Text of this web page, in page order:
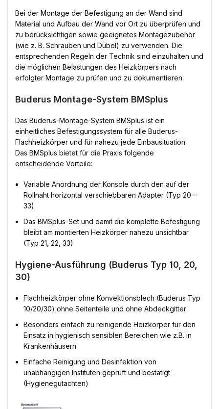
Bei der Montage der Befestigung an der Wand sind
Material und Aufbau der Wand vor Ort zu überprüfen und
zu berücksichtigen sowie geeignetes Montagezubehör
(wie z. B. Schrauben und Dübel) zu verwenden. Die
entsprechenden Regeln der Technik sind einzuhalten und
die möglichen Belastungen des Heizkörpers nach
erfolgter Montage zu prüfen und zu dokumentieren.
Buderus Montage-System BMSplus
Das Buderus-Montage-System BMSplus ist ein
einheitliches Befestigungssystem für alle Buderus-
Flachheizkörper und für nahezu jede Einbausituation.
Das BMSplus bietet für die Praxis folgende
entscheidende Vorteile:
Variable Anordnung der Konsole durch den auf der
Rollnaht horizontal verschiebbaren Adapter (Typ 20 –
33)
Das BMSplus-Set und damit die komplette Befestigung
bleibt am montierten Heizkörper nahezu unsichtbar
(Typ 21, 22, 33)
Hygiene-Ausführung (Buderus Typ 10, 20,
30)
Flachheizkörper ohne Konvektionsblech (Buderus Typ
10/20/30) ohne Seitenteile und ohne Abdeckgitter
Besonders einfach zu reinigende Heizkörper für den
Einsatz in hygienisch sensiblen Bereichen wie z.B. in
Krankenhäusern
Einfache Reinigung und Desinfektion von
unabhängigen Instituten geprüft und bestätigt
(Hygienegutachten)